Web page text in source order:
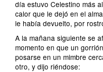
día estuvo Celestino más
calor que le dejó en el
le había devuelto, por
A la mañana siguiente se
momento en que un
posarse en un mimbre
otro, y dijo riéndose: